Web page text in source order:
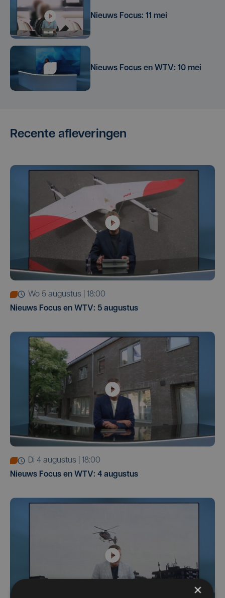
Nieuws Focus: 11 mei
Nieuws Focus en WTV: 10 mei
Recente afleveringen
wo 5 augustus | 18:00
Nieuws Focus en WTV: 5 augustus
di 4 augustus | 18:00
Nieuws Focus en WTV: 4 augustus
×